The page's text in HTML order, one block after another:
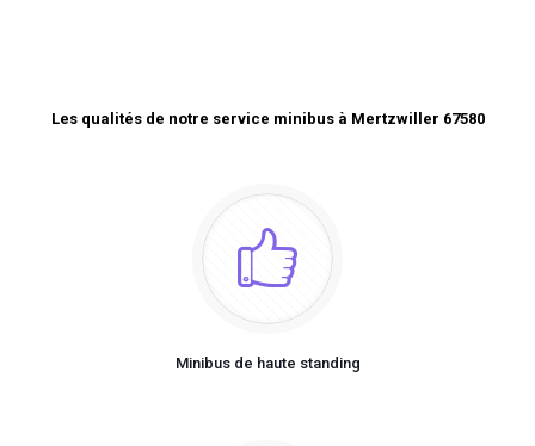
Les qualités de notre service minibus à Mertzwiller 67580
Minibus de haute standing